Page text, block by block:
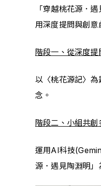
「穿越桃花源．
用深度提問與創
階段一、從深度提
以〈桃花源記〉
念。
階段二、小組共創
運用AI科技
源．遇見陶淵明